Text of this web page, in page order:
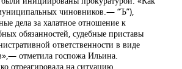
чиновников.— “Ъ”),
дела за халатное отношение к
обязанностей, судебные приставы
ответственности в виде
отметила госпожа Ильина.
отреагировала на ситуацию